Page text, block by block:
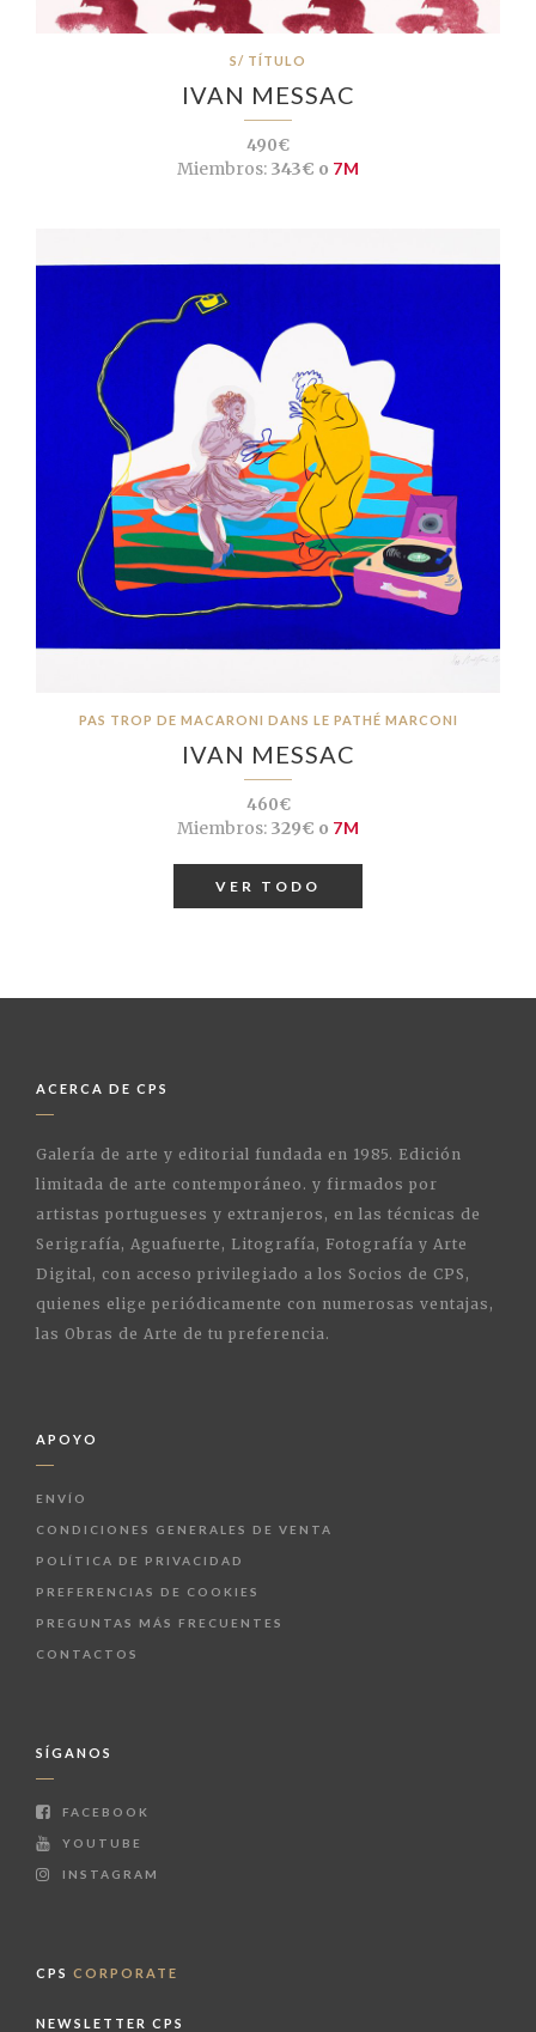
S/ TÍTULO
IVAN MESSAC
490€
Miembros:343€ o 7M
PAS TROP DE MACARONI DANS LE PATHÉ MARCONI
IVAN MESSAC
460€
Miembros:329€ o 7M
VER TODO
ACERCA DE CPS
Galería de arte y editorial fundada en 1985. Edición
limitada de arte contemporáneo. y firmados por
artistas portugueses y extranjeros, en las técnicas de
Serigrafía, Aguafuerte, Litografía, Fotografía y Arte
Digital, con acceso privilegiado a los Socios de CPS,
quienes elige periódicamente con numerosas ventajas,
las Obras de Arte de tu preferencia.
APOYO
ENVÍO
CONDICIONES GENERALES DE VENTA
POLÍTICA DE PRIVACIDAD
PREFERENCIAS DE COOKIES
PREGUNTAS MÁS FRECUENTES
CONTACTOS
SÍGANOS
FACEBOOK
YOUTUBE
INSTAGRAM
CPS CORPORATE
NEWSLETTER CPS